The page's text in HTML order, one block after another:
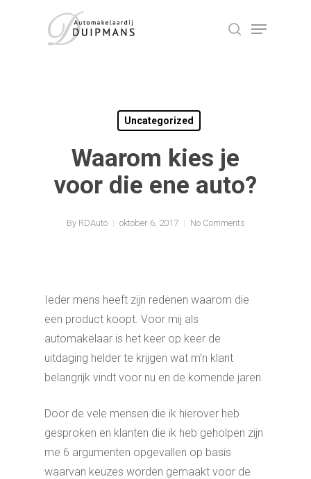
search
Menu
Uncategorized
Waarom kies je
voor die ene auto?
By RDAuto oktober 6, 2017 No Comments
Ieder mens heeft zijn redenen waarom die
een product koopt. Voor mij als
automakelaar is het keer op keer de
uitdaging helder te krijgen wat m’n klant
belangrijk vindt voor nu en de komende jaren.
Door de vele mensen die ik hierover heb
gesproken en klanten die ik heb geholpen zijn
me 6 argumenten opgevallen op basis
waarvan keuzes worden gemaakt voor de